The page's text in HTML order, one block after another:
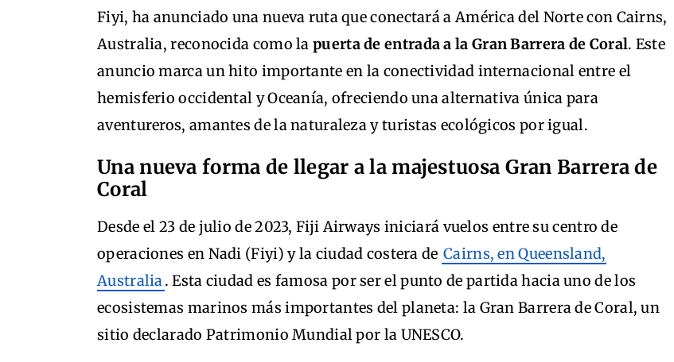
Fiyi, ha anunciado una nueva ruta que conectará a América del Norte con Cairns,
Australia, reconocida como lapuerta de entrada a la Gran Barrera de Coral. Este
anuncio marca un hito importante en la conectividad internacional entre el
hemisferio occidental y Oceanía, ofreciendo una alternativa única para
aventureros, amantes de la naturaleza y turistas ecológicos por igual.
Una nueva forma de llegar a la majestuosa Gran Barrera de
Coral
Desde el 23 de julio de 2023, Fiji Airways iniciará vuelos entre su centro de
operaciones en Nadi (Fiyi) y la ciudad costera de Cairns, en Queensland,
Australia. Esta ciudad es famosa por ser el punto de partida hacia uno de los
ecosistemas marinos más importantes del planeta: la Gran Barrera de Coral, un
sitio declarado Patrimonio Mundial por la UNESCO.